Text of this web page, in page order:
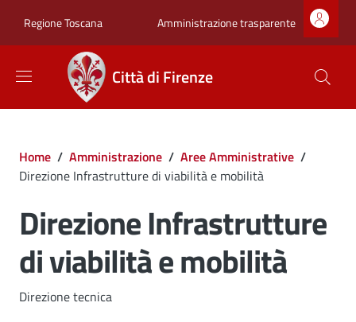
Regione Toscana Zona superiore
Amministrazione trasparente
Città di Firenze
Briciole di pane
Home / Amministrazione / Aree Amministrative /
Direzione Infrastrutture di viabilità e mobilità
Direzione Infrastrutture
di viabilità e mobilità
Dettagli
Direzione tecnica